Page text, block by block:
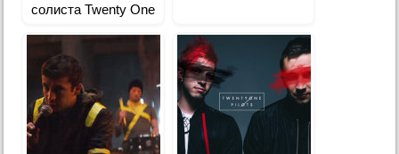
солиста Twenty One